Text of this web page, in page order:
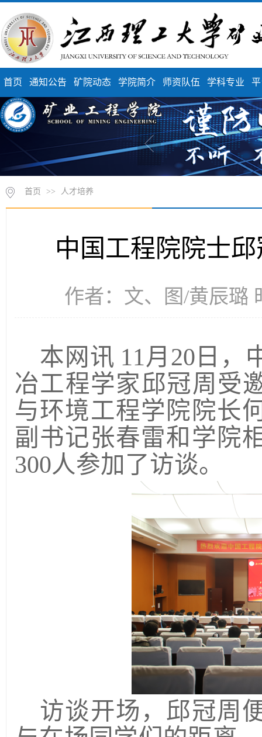
首页 通知公告 矿院动态 学院简介 师资队伍 学科专业
首页 >> 人才培养
中国工程院院士
作者：文、图/黄辰璐
本网讯 11月20日，
冶工程学家邱冠周 受
与环境工程学院 院长
副书记张春雷和学院
300人参加了访谈。
访谈开场，邱冠周